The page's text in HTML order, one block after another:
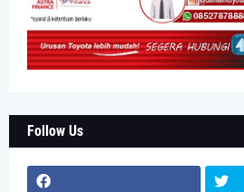
Follow Us